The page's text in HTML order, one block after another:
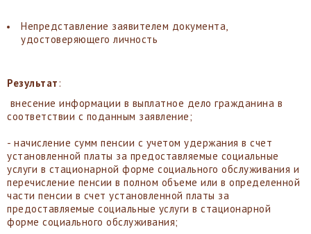
Непредставление заявителем документа,
удостоверяющего личность
Результат:
внесение информации в выплатное дело гражданина в
соответствии с поданным заявление;
- начисление сумм пенсии с учетом удержания в счет
установленной платы за предоставляемые социальные
услуги в стационарной форме социального обслуживания и
перечисление пенсии в полном объеме или в определенной
части пенсии в счет установленной платы за
предоставляемые социальные услуги в стационарной
форме социального обслуживания;